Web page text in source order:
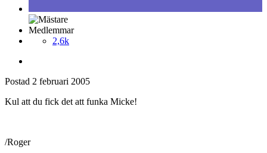
Medlemmar
2,6k
Postad 2 februari 2005
Kul att du fick det att funka Micke!
/Roger